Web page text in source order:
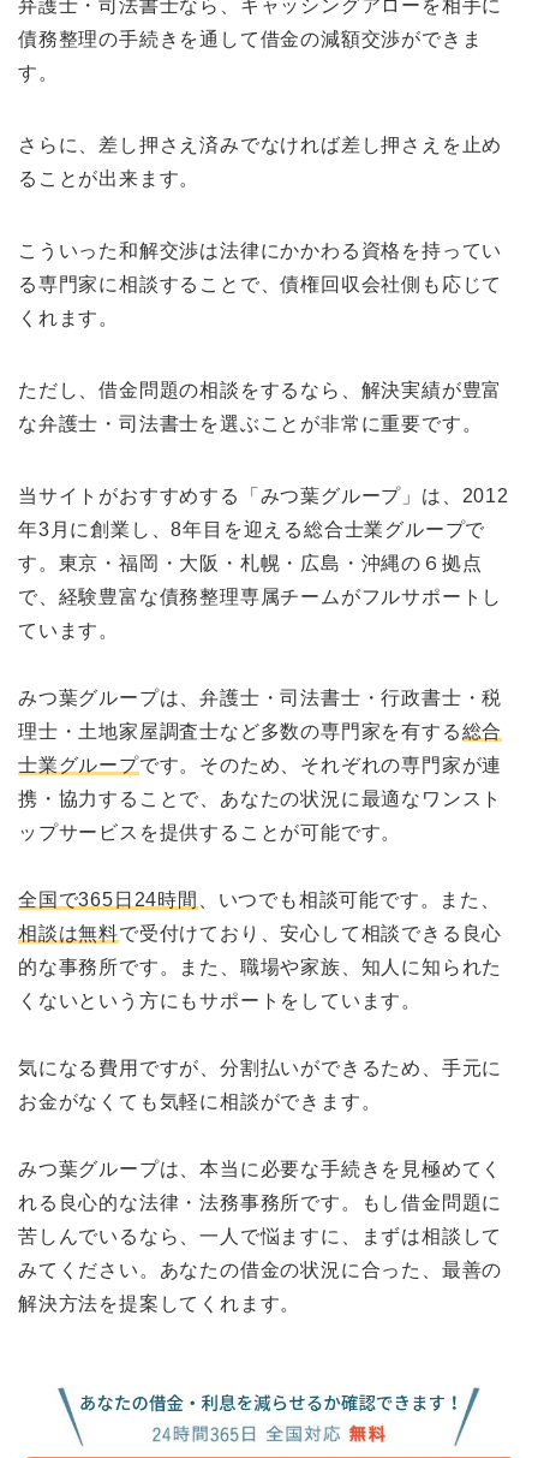
弁護士・司法書士なら、キャッシングアローを相手に
債務整理の手続きを通して借金の減額交渉ができま
す。
さらに、差し押さえ済みでなければ差し押さえを止め
ることが出来ます。
こういった和解交渉は法律にかかわる資格を持ってい
る専門家に相談することで、債権回収会社側も応じて
くれます。
ただし、借金問題の相談をするなら、解決実績が豊富
な弁護士・司法書士を選ぶことが非常に重要です。
当サイトがおすすめする「みつ葉グループ」は、2012
年3月に創業し、8年目を迎える総合士業グループで
す。東京・福岡・大阪・札幌・広島・沖縄の６拠点
で、経験豊富な債務整理専属チームがフルサポートし
ています。
みつ葉グループは、弁護士・司法書士・行政書士・税
理士・土地家屋調査士など多数の専門家を有する総合
士業グループです。そのため、それぞれの専門家が連
携・協力することで、あなたの状況に最適なワンスト
ップサービスを提供することが可能です。
全国で365日24時間
、いつでも相談可能です。また、
相談は無料で受付けており、安心して相談できる良心
的な事務所です。また、職場や家族、知人に知られた
くないという方にもサポートをしています。
気になる費用ですが、分割払いができるため、手元に
お金がなくても気軽に相談ができます。
みつ葉グループは、本当に必要な手続きを見極めてく
れる良心的な法律・法務事務所です。もし借金問題に
苦しんでいるなら、一人で悩ますに、まずは相談して
みてください。あなたの借金の状況に合った、最善の
解決方法を提案してくれます。